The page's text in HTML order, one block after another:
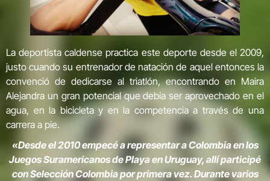
La deportista caldense practica este deporte desde el 2009,
justo cuando su entrenador de natación de aquel entonces la
convenció de dedicarse al triatlón, encontrando en Maira
Alejandra un gran potencial que debía ser aprovechado en el
agua, en la bicicleta y en la competencia a través de una
carrera a pie.
«Desde el 2010 empecé a representar a Colombia en los
Juegos Suramericanos de Playa en Uruguay, allí participé
con Selección Colombia por primera vez. Durante varios